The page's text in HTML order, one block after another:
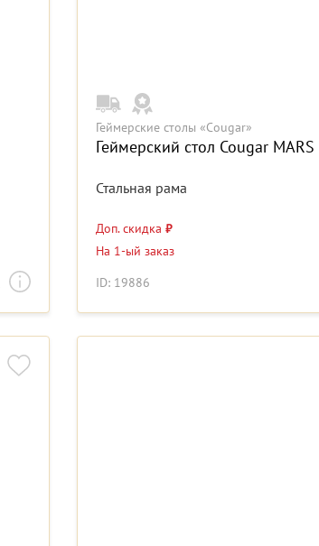
Геймерские столы «Cougar»
Геймерский стол Cougar
Стальная рама
Доп. скидка ₽
На 1-ый заказ
ID: 19886